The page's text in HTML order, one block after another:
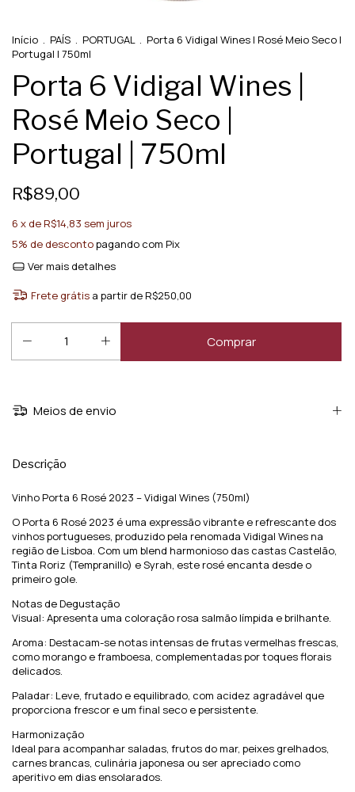
Início . PAÍS . PORTUGAL . Porta 6 Vidigal Wines | Rosé Meio Seco |
Portugal | 750ml
Porta 6 Vidigal Wines |
Rosé Meio Seco |
Portugal | 750ml
R$89,00
6 x deR$14,83 sem juros
5% de descontopagando com Pix
Ver mais detalhes
Frete grátis a partir deR$250,00
Meios de envio
Descrição
Vinho Porta 6 Rosé 2023 – Vidigal Wines (750ml)
O Porta 6 Rosé 2023 é uma expressão vibrante e refrescante dos
vinhos portugueses, produzido pela renomada Vidigal Wines na
região de Lisboa. Com um blend harmonioso das castas Castelão,
Tinta Roriz (Tempranillo) e Syrah, este rosé encanta desde o
primeiro gole.
Notas de Degustação
Visual: Apresenta uma coloração rosa salmão límpida e brilhante.
Aroma: Destacam-se notas intensas de frutas vermelhas frescas,
como morango e framboesa, complementadas por toques florais
delicados.
Paladar: Leve, frutado e equilibrado, com acidez agradável que
proporciona frescor e um final seco e persistente.
Harmonização
Ideal para acompanhar saladas, frutos do mar, peixes grelhados,
carnes brancas, culinária japonesa ou ser apreciado como
aperitivo em dias ensolarados.